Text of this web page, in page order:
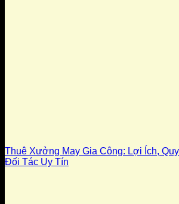
Thuê Xưởng May Gia Công: Lợi Ích,
Đối Tác Uy Tín